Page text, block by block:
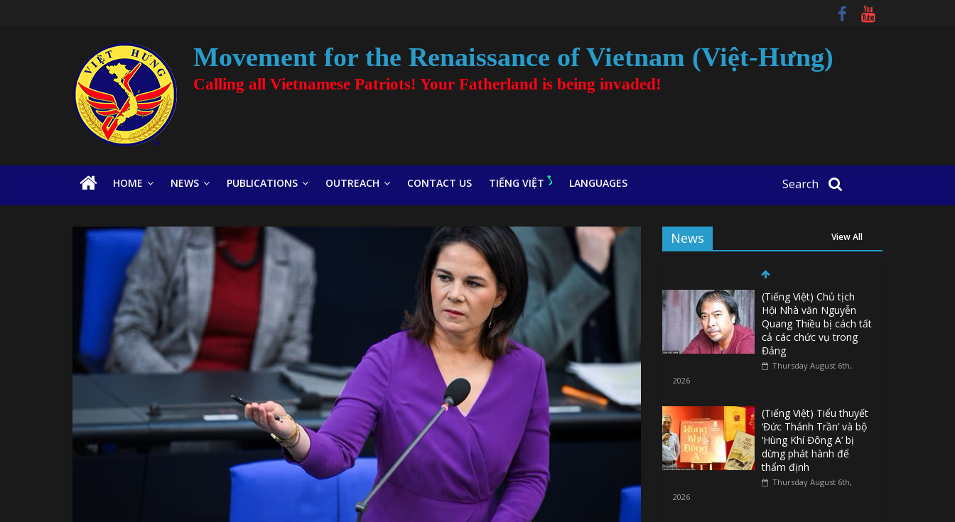
Movement for the Renaissance of Vietnam (Việt-Hưng)
Calling all Vietnamese Patriots! Your Fatherland is being invaded!
HOME NEWS PUBLICATIONS OUTREACH CONTACT US TIẾNG VIỆT LANGUAGES Search
News View All
(Tiếng Việt) Chủ tịch
Hội Nhà văn Nguyễn
Quang Thiều bị cách tất
cả các chức vụ trong
Đảng
Thursday August 6th,
2026
(Tiếng Việt) Tiểu thuyết
‘Đức Thánh Trần’ và bộ
‘Hùng Khí Đông A’ bị
dừng phát hành để
thẩm định
Thursday August 6th,
2026